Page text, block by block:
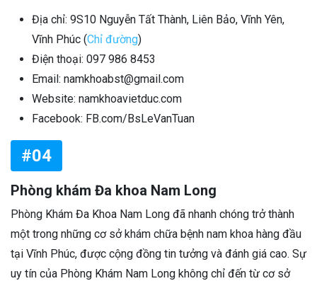
Địa chỉ: 9S10 Nguyễn Tất Thành, Liên Bảo, Vĩnh Yên,
Vĩnh Phúc (Chỉ đường)
Điện thoại: 097 986 8453
Email: namkhoabst@gmail.com
Website: namkhoavietduc.com
Facebook: FB.com/BsLeVanTuan
#04
Phòng khám Đa khoa Nam Long
Phòng Khám Đa Khoa Nam Long đã nhanh chóng trở thành
một trong những cơ sở khám chữa bệnh nam khoa hàng đầu
tại Vĩnh Phúc, được cộng đồng tin tưởng và đánh giá cao. Sự
uy tín của Phòng Khám Nam Long không chỉ đến từ cơ sở